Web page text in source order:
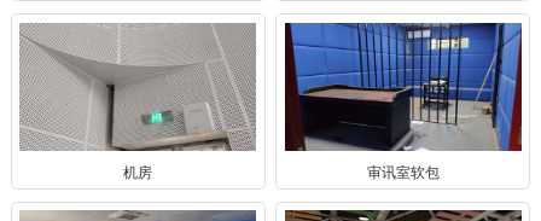
机房 审讯室软包